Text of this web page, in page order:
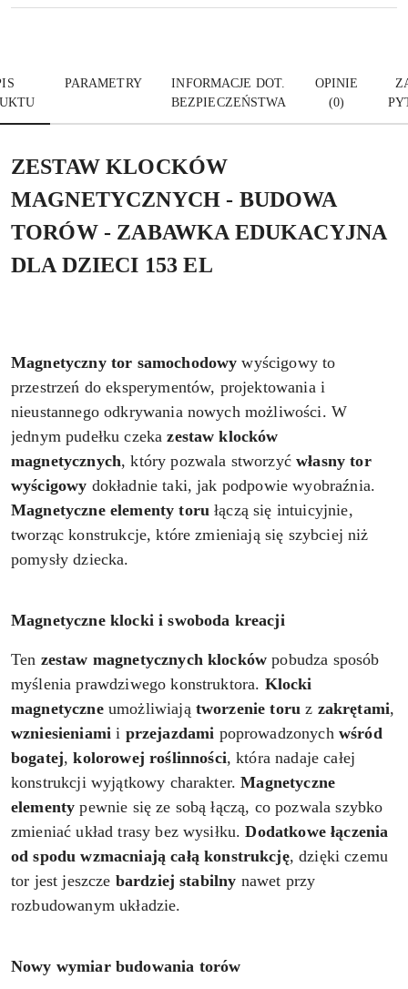
PARAMETRY
INFORMACJE DOT.
BEZPIECZEŃSTWA
OPINIE
(0)
ZESTAW KLOCKÓW
MAGNETYCZNYCH - BUDOWA
TORÓW - ZABAWKA EDUKACYJNA
DLA DZIECI 153 EL
Magnetyczny tor samochodowy wyścigowy to
przestrzeń do eksperymentów, projektowania i
nieustannego odkrywania nowych możliwości. W
jednym pudełku czekazestaw klocków
magnetycznych, który pozwala stworzyćwłasny tor
wyścigowy dokładnie taki, jak podpowie wyobraźnia.
Magnetyczne elementy toru łączą się intuicyjnie,
tworząc konstrukcje, które zmieniają się szybciej niż
pomysły dziecka.
Magnetyczne klocki i swoboda kreacji
Ten zestaw magnetycznych klocków pobudza sposób
myślenia prawdziwego konstruktora. Klocki
magnetyczneumożliwiają tworzenie toru z zakrętami,
wzniesieniami i przejazdami poprowadzonych wśród
bogatej,kolorowej roślinności, która nadaje całej
konstrukcji wyjątkowy charakter.Magnetyczne
elementy pewnie się ze sobą łączą, co pozwala szybko
zmieniać układ trasy bez wysiłku.Dodatkowe łączenia
od spodu wzmacniają całą konstrukcję, dzięki czemu
tor jest jeszcze bardziej stabilny nawet przy
rozbudowanym układzie.
Nowy wymiar budowania torów